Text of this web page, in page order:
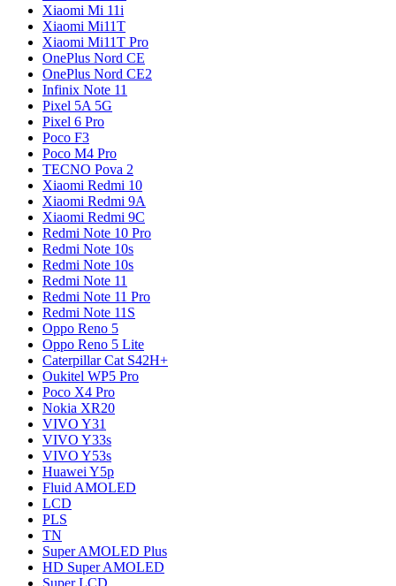
Xiaomi Mi 11i
Xiaomi Mi11T
Xiaomi Mi11T Pro
OnePlus Nord CE
OnePlus Nord CE2
Infinix Note 11
Pixel 5A 5G
Pixel 6 Pro
Poco F3
Poco M4 Pro
TECNO Pova 2
Xiaomi Redmi 10
Xiaomi Redmi 9A
Xiaomi Redmi 9C
Redmi Note 10 Pro
Redmi Note 10s
Redmi Note 10s
Redmi Note 11
Redmi Note 11 Pro
Redmi Note 11S
Oppo Reno 5
Oppo Reno 5 Lite
Caterpillar Cat S42H+
Oukitel WP5 Pro
Poco X4 Pro
Nokia XR20
VIVO Y31
VIVO Y33s
VIVO Y53s
Huawei Y5p
Fluid AMOLED
LCD
PLS
TN
Super AMOLED Plus
HD Super AMOLED
Super LCD